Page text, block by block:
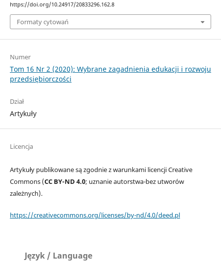
https://doi.org/10.24917/20833296.162.8
Formaty cytowań
Numer
Tom 16 Nr 2 (2020): Wybrane zagadnienia edukacji i rozwoju
przedsiębiorczości
Dział
Artykuły
Licencja
Artykuły publikowane są zgodnie z warunkami licencji Creative
Commons (CC BY-ND 4.0; uznanie autorstwa-bez utworów
zależnych).
https://creativecommons.org/licenses/by-nd/4.0/deed.pl
Język / Language